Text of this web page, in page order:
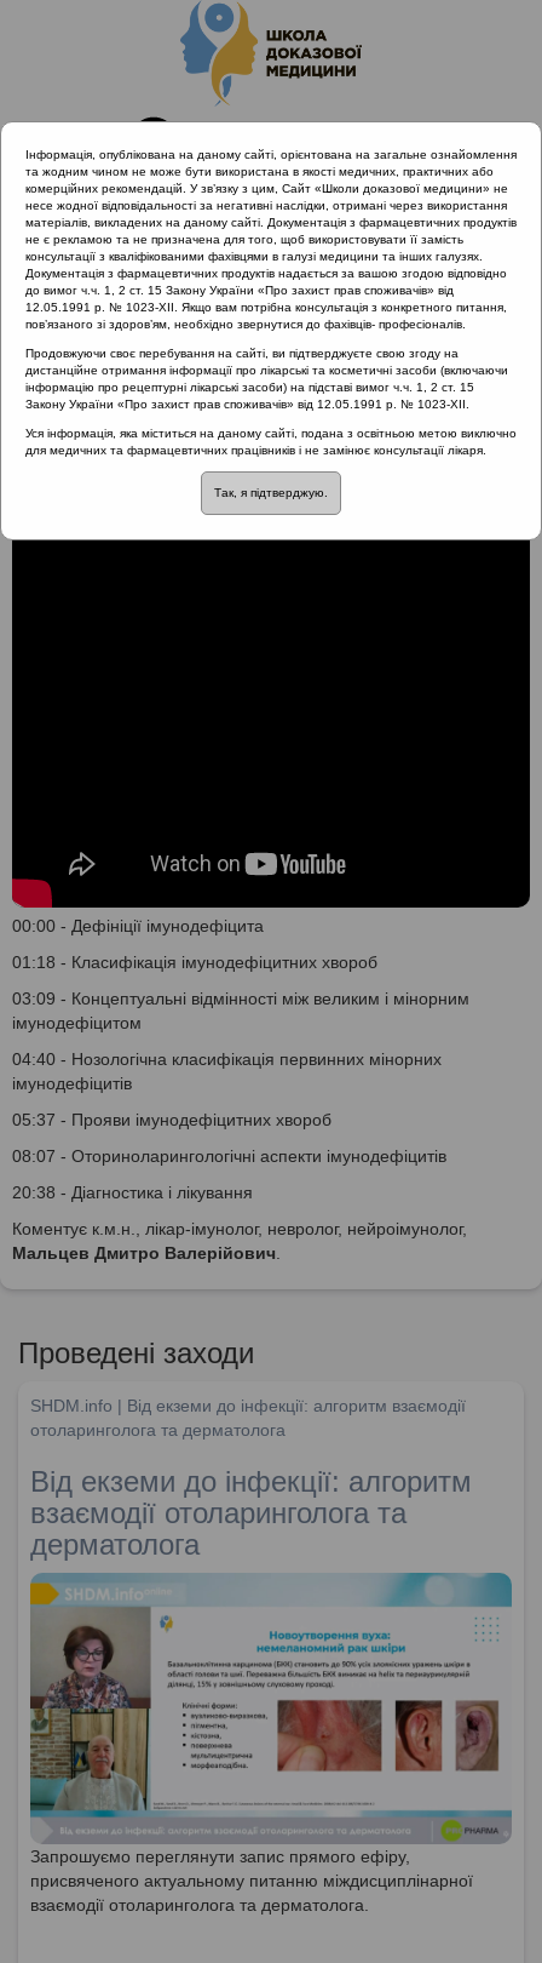
Головна
Проведені заходи
Нові класифікаційні та лікувальні підходи до хронічних
запальних захворювань респіраторного тракту
Первинні мінорні імунодефіцити
Первинні мінорні
імунодефіцити
00:00 - Дефініції імунодефіцита
01:18 - Класифікація імунодефіцитних хвороб
03:09 - Концептуальні відмінності між великим і мінорним
імунодефіцитом
04:40 - Нозологічна класифікація первинних мінорних
імунодефіцитів
05:37 - Прояви імунодефіцитних хвороб
08:07 - Оториноларингологічні аспекти імунодефіцитів
20:38 - Діагностика і лікування
Коментує к.м.н., лікар-імунолог, невролог, нейроімунолог,
Мальцев Дмитро Валерійович
Проведені заходи
SHDM.info | Від екземи до інфекції: алгоритм взаємодії
отоларинголога та дерматолога
Від екземи до інфекції: алгоритм
взаємодії отоларинголога та
дерматолога
Запрошуємо переглянути запис прямого ефіру,
присвяченого актуальному питанню міждисциплінарної
взаємодії отоларинголога та дерматолога.
Інформація, опублікована на даному сайті, орієнтована на загальне ознайомлення
та жодним чином не може бути використана в якості медичних, практичних або
комерційних рекомендацій. У зв’язку з цим, Сайт «Школи доказової медицини» не
несе жодної відповідальності за негативні наслідки, отримані через використання
матеріалів, викладених на даному сайті. Документація з фармацевтичних продуктів
не є рекламою та не призначена для того, щоб використовувати її замість
консультації з кваліфікованими фахівцями в галузі медицини та інших галузях.
Документація з фармацевтичних продуктів надається за вашою згодою відповідно
до вимог ч.ч. 1, 2 ст. 15 Закону України «Про захист прав споживачів» від
12.05.1991 р. № 1023-XII. Якщо вам потрібна консультація з конкретного питання,
пов’язаного зі здоров’ям, необхідно звернутися до фахівців- професіоналів.
Продовжуючи своє перебування на сайті, ви підтверджуєте свою згоду на
дистанційне отримання інформації про лікарські та косметичні засоби (включаючи
інформацію про рецептурні лікарські засоби) на підставі вимог ч.ч. 1, 2 ст. 15
Закону України «Про захист прав споживачів» від 12.05.1991 р. № 1023-XII.
Уся інформація, яка міститься на даному сайті, подана з освітньою метою виключно
для медичних та фармацевтичних працівників і не замінює консультації лікаря.
Так, я підтверджую.